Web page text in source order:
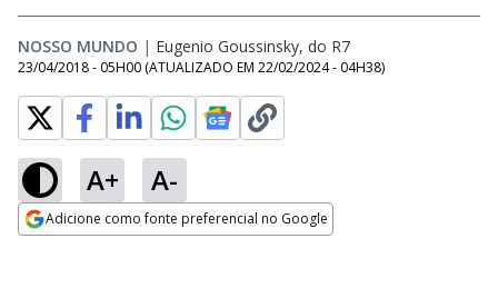
NOSSO MUNDO | Eugenio Goussinsky, do R7
23/04/2018 - 05H00 (ATUALIZADO EM 22/02/2024 - 04H38)
A+ A-
Adicione como fonte preferencial no Google